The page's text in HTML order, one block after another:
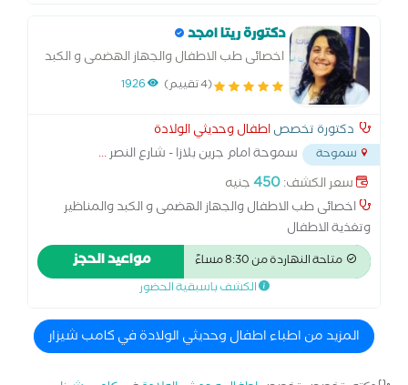
دكتورة ريتا امجد
اخصائى طب الاطفال والجهاز الهضمى و الكبد
والمناظير وتغذية الاطفال
(4 تقييم) 1926
دكتورة تخصصاطفال وحديثي الولادة
سموحة سموحة امام جرين بلازا - شارع النصر...
سعر الكشف:450جنيه
اخصائى طب الاطفال والجهاز الهضمى و الكبد والمناظير
وتغذية الاطفال
متاحة النهاردة من 8:30 مساءً مواعيد الحجز
الكشف باسبقية الحضور
المزيد من اطباء اطفال وحديثي الولادة في كامب شيزار